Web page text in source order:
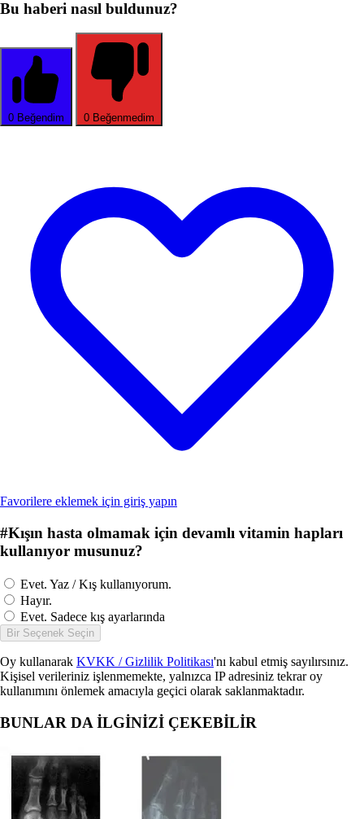
Bu haberi nasıl buldunuz?
0 Beğendim 0 Beğenmedim
Favorilere eklemek için giriş yapın
#Kışın hasta olmamak için devamlı vitamin hapları
kullanıyor musunuz?
Evet. Yaz / Kış kullanıyorum.
Hayır.
Evet. Sadece kış ayarlarında
Bir Seçenek Seçin
Oy kullanarak KVKK / Gizlilik Politikası'nı kabul etmiş sayılırsınız.
Kişisel verileriniz işlenmemekte, yalnızca IP adresiniz tekrar oy
kullanımını önlemek amacıyla geçici olarak saklanmaktadır.
BUNLAR DA İLGİNİZİ ÇEKEBİLİR